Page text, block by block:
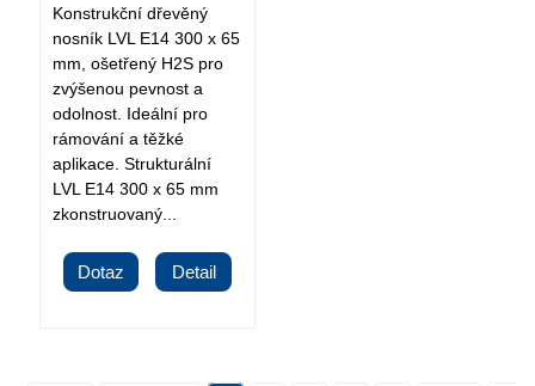
Konstrukční dřevěný
nosník LVL E14 300 x 65
mm, ošetřený H2S pro
zvýšenou pevnost a
odolnost. Ideální pro
rámování a těžké
aplikace. Strukturální
LVL E14 300 x 65 mm
zkonstruovaný...
Dotaz Detail